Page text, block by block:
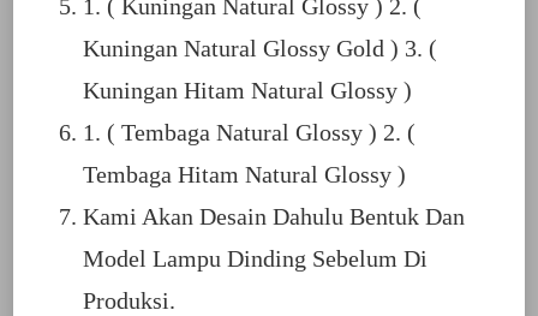
1. ( Kuningan Natural Glossy ) 2. (
Kuningan Natural Glossy Gold ) 3. (
Kuningan Hitam Natural Glossy )
1. ( Tembaga Natural Glossy ) 2. (
Tembaga Hitam Natural Glossy )
Kami Akan Desain Dahulu Bentuk Dan
Model Lampu Dinding Sebelum Di
Produksi.